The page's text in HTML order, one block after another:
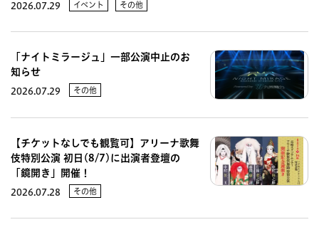
2026.07.29 イベント その他
「ナイトミラージュ」一部公演中止のお
知らせ
2026.07.29 その他
【チケットなしでも観覧可】アリーナ歌舞
伎特別公演 初日(8/7)に出演者登壇の
「鏡開き」開催！
2026.07.28 その他